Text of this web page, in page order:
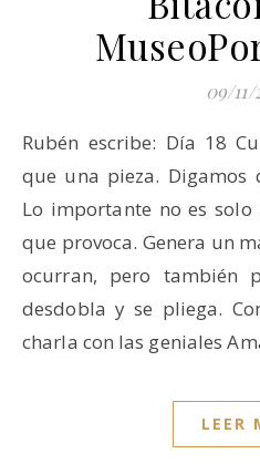
09/11/
Rubén escribe: Día 18 Cuenca Pero es otra cosa
que una pieza. Digamos
Lo importante no es
que provoca. Genera un
ocurran, pero también
desdobla y se pliega.
charla con las geniales
LEER